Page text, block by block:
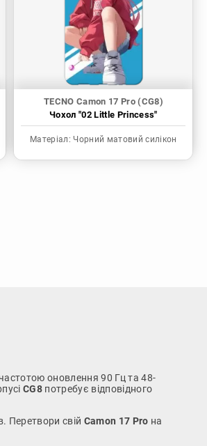
TECNO Camon 17 Pro (CG8)
Чохол "02 Little Princess"
Матеріал: Чорний матовий силікон
оновлення 90 Гц та 48-
CG8 потребує відповідного
Перетвори свій Camon 17 Pro на